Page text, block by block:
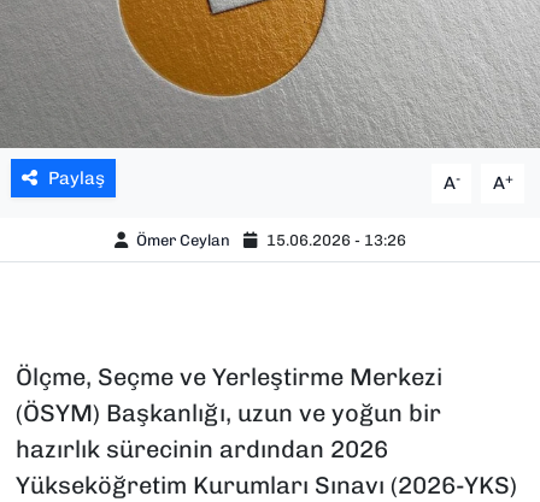
Paylaş A- A+
Ömer Ceylan 15.06.2026 - 13:26
Ölçme, Seçme ve Yerleştirme Merkezi
(ÖSYM) Başkanlığı, uzun ve yoğun bir
hazırlık sürecinin ardından 2026
Yükseköğretim Kurumları Sınavı (2026-YKS)